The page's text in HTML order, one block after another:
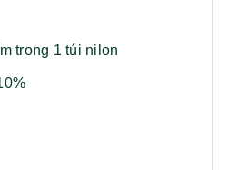
trong 1 túi nilon